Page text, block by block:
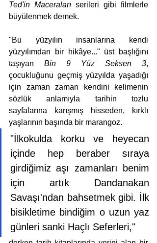
Ted'in Maceraları serileri gibi filmlerle
büyülenmek demek.
"Bu yüzyılın insanlarına kendi
yüzyılımdan bir hikâye..." üst başlığını
taşıyan Bin 9 Yüz Seksen 3,
çocukluğunu geçmiş yüzyılda yaşadığı
için zaman zaman kendini kelimenin
sözlük anlamıyla tarihin tozlu
sayfalarına karışmış hisseden, kırklı
yaşlarının başında bir marangoz.
"İlkokulda korku ve heyecan
içinde hep beraber sıraya
girdiğimiz aşı zamanları benim
için artık Dandanakan
Savaşı'ndan bahsetmek gibi. İlk
bisikletime bindiğim o uzun yaz
günleri sanki Haçlı Seferleri,"